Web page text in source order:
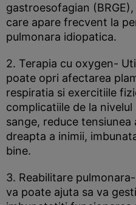
gastroesofagian
care apare frecvent la
pulmonara idiopatica.
2. Terapia cu oxygen-
poate opri afectarea
respiratia si exercitiile
complicatiile de la
sange, reduce
dreapta a inimii,
bine.
3. Reabilitare
va poate ajuta sa va